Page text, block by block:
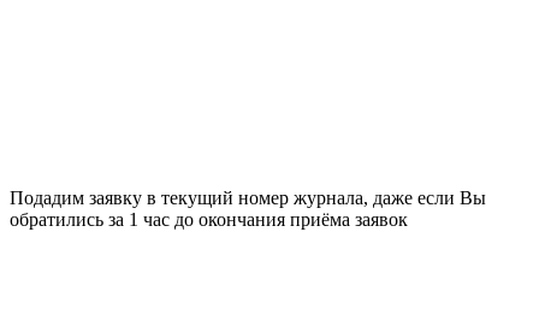
Подадим заявку в текущий номер журнала, даже если Вы
обратились за 1 час до окончания приёма заявок